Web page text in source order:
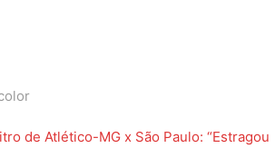
de Atlético-MG x São Paulo: “Estragou